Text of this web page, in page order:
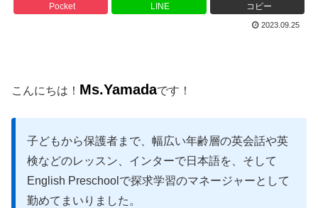
Pocket LINE コピー
2023.09.25
こんにちは！ Ms.Yamadaです！
子どもから保護者まで、幅広い年齢層の英会話や英
検などのレッスン、インターで日本語を、そして
English Preschoolで探求学習のマネージャーとして
勤めてまいりました。